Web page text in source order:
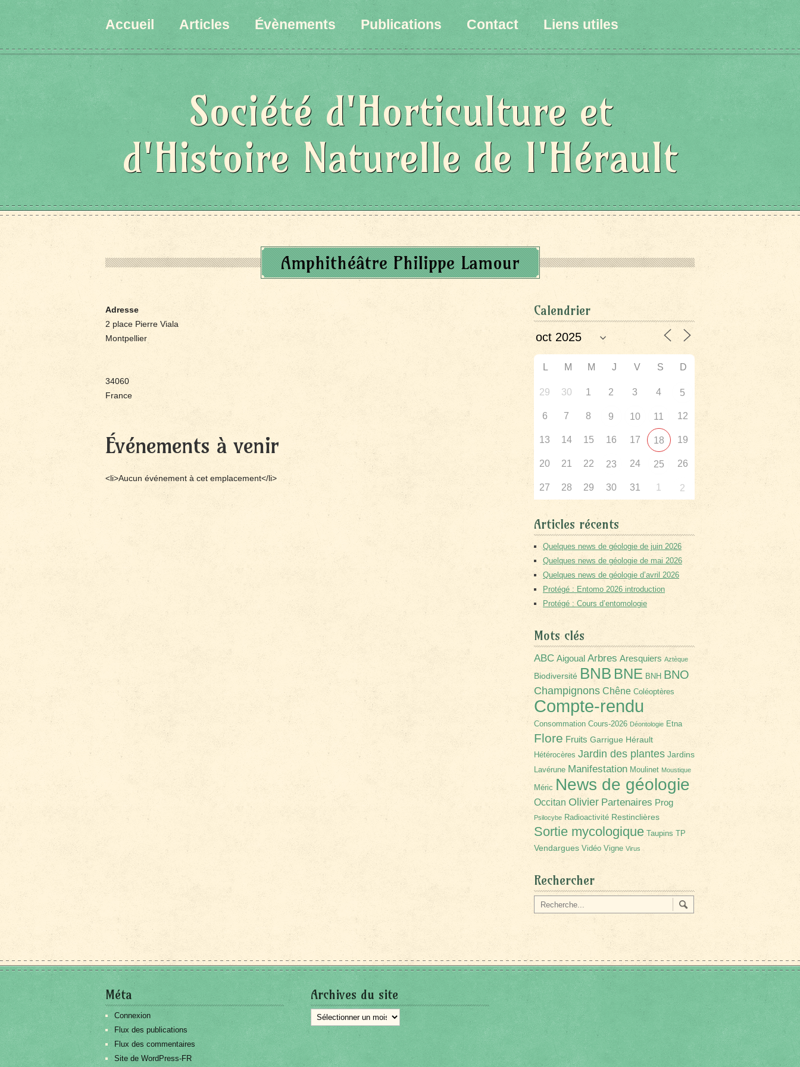
Accueil Articles Évènements Publications Contact Liens utiles
Société d'Horticulture et
d'Histoire Naturelle de l'Hérault
Amphithéâtre Philippe Lamour
Adresse
2 place Pierre Viala
Montpellier
34060
France
Événements à venir
<li>Aucun événement à cet emplacement</li>
Calendrier
L M M J V S D
29 30 1 2 3 4 5
6 7 8 9 10 11 12
13 14 15 16 17 18 19
20 21 22 23 24 25 26
27 28 29 30 31 1 2
Articles récents
Quelques news de géologie de juin 2026
Quelques news de géologie de mai 2026
Quelques news de géologie d’avril 2026
Protégé : Entomo 2026 introduction
Protégé : Cours d’entomologie
Mots clés
ABC Aigoual Arbres Aresquiers Aztèque
Biodiversité BNB BNE BNH BNO
Champignons Chêne Coléoptères
Compte-rendu
Consommation Cours-2026 Déontologie Etna
Flore Fruits Garrigue Hérault
Hétérocères Jardin des plantes Jardins
Lavérune Manifestation Moulinet Moustique
Méric News de géologie
Occitan Olivier Partenaires Prog
Psilocybe Radioactivité Restinclières
Sortie mycologique Taupins TP
Vendargues Vidéo Vigne Virus
Rechercher
Méta
Connexion
Flux des publications
Flux des commentaires
Site de WordPress-FR
Archives du site
Archives
du